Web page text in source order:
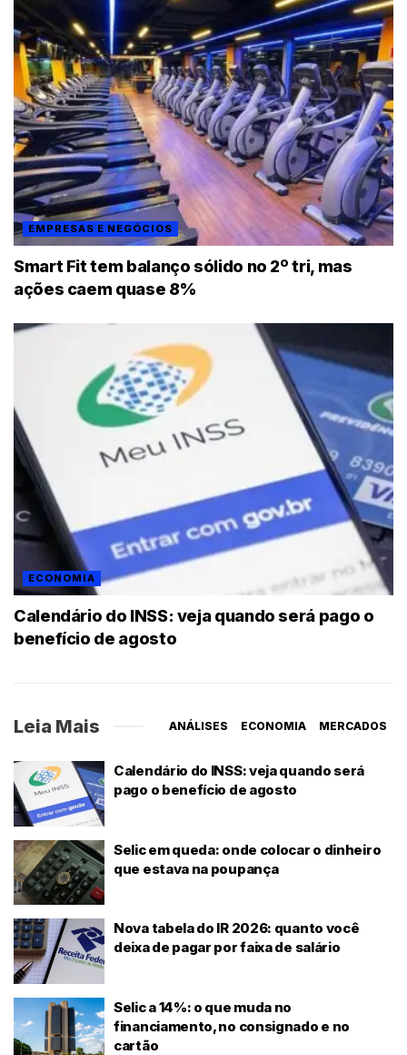
EMPRESAS E NEGÓCIOS
Smart Fit tem balanço sólido no 2º tri, mas
ações caem quase 8%
ECONOMIA
Calendário do INSS: veja quando será pago o
benefício de agosto
Leia Mais ANÁLISES ECONOMIA MERCADOS
Calendário do INSS: veja quando será
pago o benefício de agosto
Selic em queda: onde colocar o dinheiro
que estava na poupança
Nova tabela do IR 2026: quanto você
deixa de pagar por faixa de salário
Selic a 14%: o que muda no
financiamento, no consignado e no
cartão